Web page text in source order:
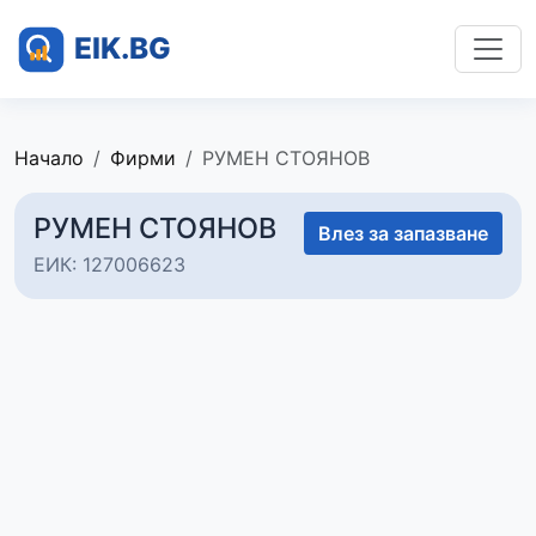
Начало Фирми РУМЕН СТОЯНОВ
РУМЕН СТОЯНОВ
ЕИК: 127006623
Влез за запазване